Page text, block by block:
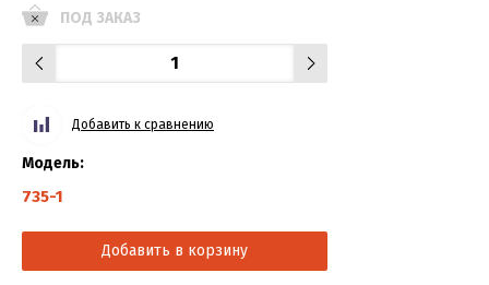
ПОД ЗАКАЗ
Добавить к сравнению
Модель:
735-1
Добавить в корзину